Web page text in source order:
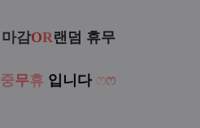
마감OR랜덤 휴무
중무휴 입니다 ෆෆ